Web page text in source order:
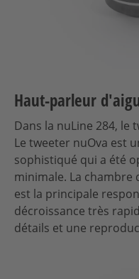
Haut-parleur
Dans la nuLine 284, le
Le tweeter nuOva est
sophistiqué qui a été
minimale. La
est la principale
décroissance très
détails et une